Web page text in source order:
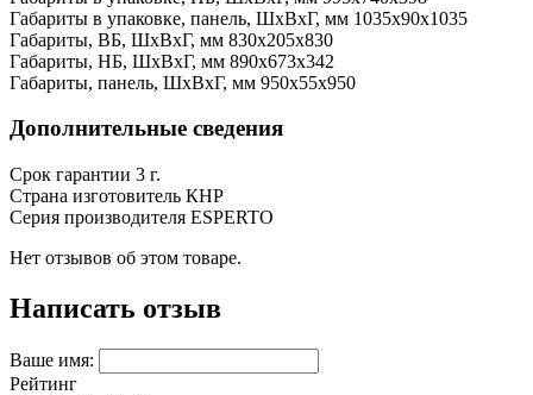
Габариты в упаковке, панель, ШxВxГ, мм 1035x90x1035
Габариты, ВБ, ШxВxГ, мм 830x205x830
Габариты, НБ, ШxВxГ, мм 890x673x342
Габариты, панель, ШxВxГ, мм 950x55x950
Дополнительные сведения
Срок гарантии 3 г.
Страна изготовитель КНР
Серия производителя ESPERTO
Нет отзывов об этом товаре.
Написать отзыв
Ваше имя:
Рейтинг